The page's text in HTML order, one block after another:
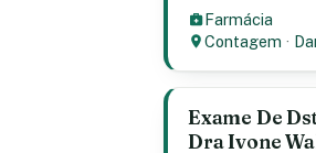
Farmácia
Contagem ·
Exame De
Dra Ivone